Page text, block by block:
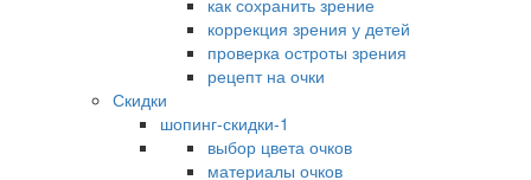
как сохранить зрение
коррекция зрения у детей
проверка остроты зрения
рецепт на очки
Скидки
шопинг-скидки-1
выбор цвета очков
материалы очков